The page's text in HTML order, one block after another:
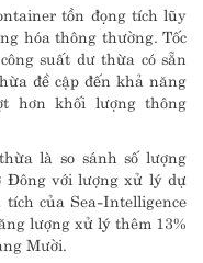
tồn đọng tích lũy
hóa thông thường. Tốc
suất dư thừa có sẵn
đề cập đến khả năng
hơn khối lượng thông
là so sánh số lượng
Đông với lượng xử lý dự
của Sea-Intelligence
lượng xử lý thêm 13%
Mười.